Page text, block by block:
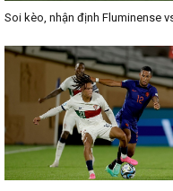
Soi kèo, nhận định Fluminense